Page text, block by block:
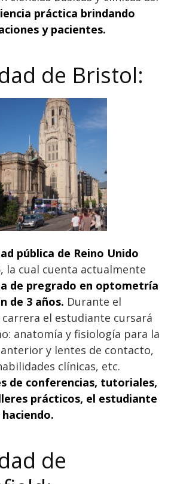
práctica brindando
y pacientes.
de Bristol:
pública de Reino Unido
la cual cuenta actualmente
de pregrado en optometría
de 3 años. Durante el
el estudiante cursará
anatomía y fisiología para la
y lentes de contacto,
clínicas, etc.
de conferencias, tutoriales,
prácticos, el estudiante
de